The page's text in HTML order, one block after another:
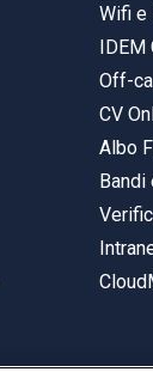
Wifi e
IDEM
Off-
CV
Albo
Bandi